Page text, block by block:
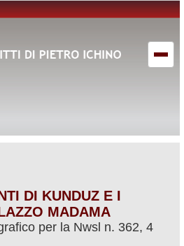
DI KUNDUZ E I
MADAMA
per la Nwsl n. 362, 4